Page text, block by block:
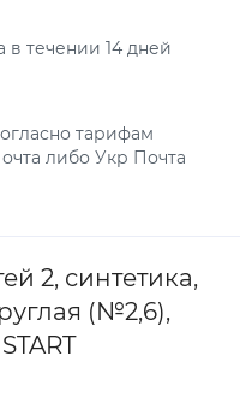
в течении 14 дней
тарифам
либо Укр Почта
2, синтетика,
(№2,6),